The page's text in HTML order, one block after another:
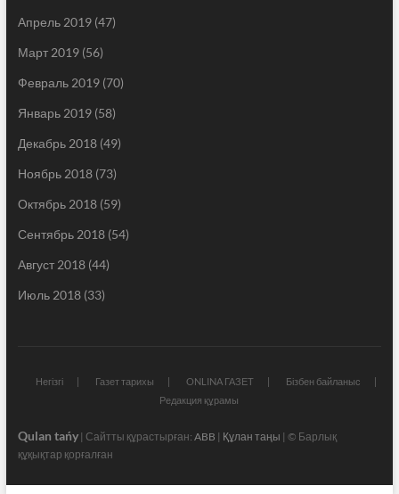
Апрель 2019(47)
Март 2019(56)
Февраль 2019(70)
Январь 2019(58)
Декабрь 2018(49)
Ноябрь 2018(73)
Октябрь 2018(59)
Сентябрь 2018(54)
Август 2018(44)
Июль 2018(33)
Негізгі Газет тарихы ONLINA ГАЗЕТ
Бізбен байланыс
Редакция құрамы
Qulan tańy| Сайтты құрастырған: ABB | Құлан таңы | © Барлық
құқықтар қорғалған